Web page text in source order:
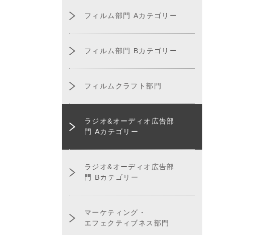
フィルム部門 Aカテゴリー
フィルム部門 Bカテゴリー
フィルムクラフト部門
ラジオ&オーディオ広告部
門 Aカテゴリー
ラジオ&オーディオ広告部
門 Bカテゴリー
マーケティング・
エフェクティブネス部門